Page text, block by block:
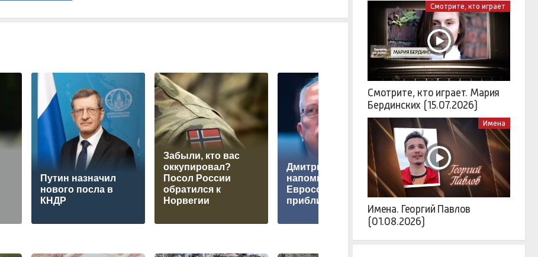
Путин назначил
нового посла в
КНДР
Забыли, кто вас
оккупировал?
Посол России
обратился к
Норвегии
Дмитриев
напомнил
Евросоюзу, что
приближается
Финляндия
продолжает
заваливать Россию
товарами вопреки
санкциям
Смотрите, кто играет
Смотрите, кто играет. Мария
Бердинских (15.07.2026)
Имена
Имена. Георгий Павлов
(01.08.2026)